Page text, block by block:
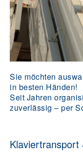
Sie möchten
in besten Händen!
Seit Jahren
zuverlässig – per
Klaviertransport